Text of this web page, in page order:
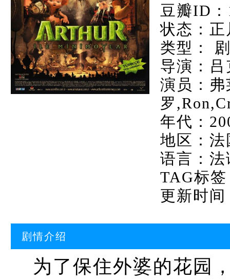
豆瓣ID
状态：正
类型：
导演：吕
演员：弗
罗
年代：
地区：法
语言：
TAG标
更新时
剧情介绍
为了保住外婆的花园